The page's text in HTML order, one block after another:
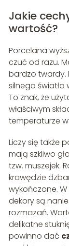
Jakie
wartość?
Porcelana
czuć od razu.
bardzo twardy.
silnego światła
To znak, że
właściwym
temperaturze
Liczy się także
mają szkliwo
tzw. muszejek.
krawędzie
wykończone.
dekory są
rozmazań.
delikatne
powinno dać